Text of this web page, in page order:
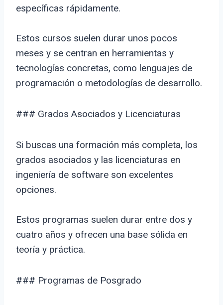
específicas rápidamente.
Estos cursos suelen durar unos pocos
meses y se centran en herramientas y
tecnologías concretas, como lenguajes de
programación o metodologías de desarrollo.
### Grados Asociados y Licenciaturas
Si buscas una formación más completa, los
grados asociados y las licenciaturas en
ingeniería de software son excelentes
opciones.
Estos programas suelen durar entre dos y
cuatro años y ofrecen una base sólida en
teoría y práctica.
### Programas de Posgrado